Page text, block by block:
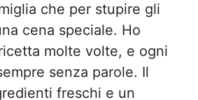
che per stupire gli
cena speciale. Ho
molte volte, e ogni
senza parole. Il
freschi e un